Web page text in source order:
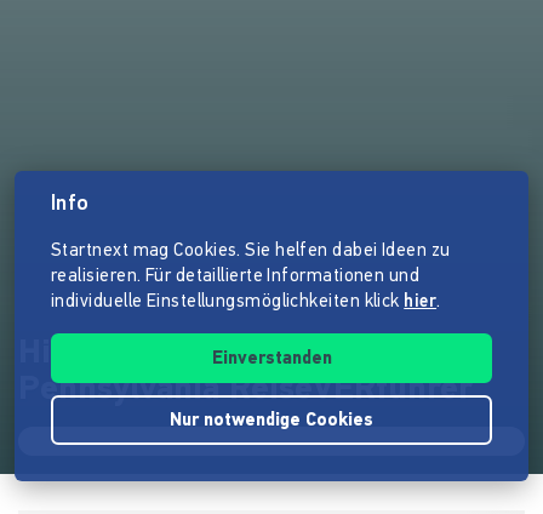
Hiwwe wie Driwwe - Der
Pennsylvania ReiseVERführer
Info
Startnext mag Cookies. Sie helfen dabei Ideen zu
realisieren. Für detaillierte Informationen und
individuelle Einstellungsmöglichkeiten klick hier.
Einverstanden
Nur notwendige Cookies